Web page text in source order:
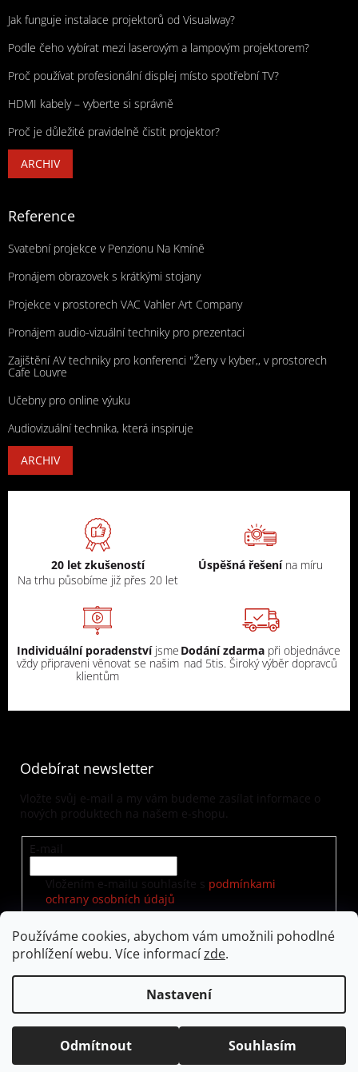
Používáme cookies, abychom vám umožnili pohodlné
prohlížení webu. Více informacízde.
Nastavení
Odmítnout Souhlasím
Jak funguje instalace projektorů od Visualway?
Podle čeho vybírat mezi laserovým a lampovým projektorem?
Proč používat profesionální displej místo spotřební TV?
HDMI kabely – vyberte si správně
Proč je důležité pravidelně čistit projektor?
ARCHIV
Reference
Svatební projekce v Penzionu Na Kmíně
Pronájem obrazovek s krátkými stojany
Projekce v prostorech VAC Vahler Art Company
Pronájem audio-vizuální techniky pro prezentaci
Zajištění AV techniky pro konferenci "Ženy v kyber,, v prostorech
Cafe Louvre
Učebny pro online výuku
Audiovizuální technika, která inspiruje
ARCHIV
20 let zkušeností
Na trhu působíme již přes 20 let
Úspěšná řešení na míru
Individuální poradenstvíjsme
vždy připraveni věnovat se našim
klientům
Dodání zdarma při objednávce
nad 5tis. Široký výběr dopravců
Odebírat newsletter
Vložte svůj e-mail a my vám budeme zasílat informace o
nových produktech na našem e-shopu.
E-mail
Vložením e-mailu souhlasíte s podmínkami
ochrany osobních údajů
PŘIHLÁSIT SE
Vytvořil Shoptet |Nakódoval eshopGuru
Copyright 2026visualway.cz
. Všechna práva vyhrazena.